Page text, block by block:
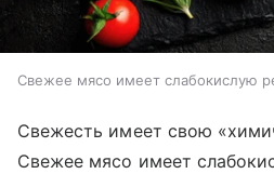
Свежее мясо имеет слабокислую
Свежесть имеет свою
Свежее мясо имеет